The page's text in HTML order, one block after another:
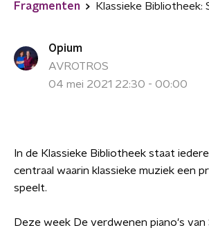
Fragmenten
Opium
AVROTROS
04 mei 2021 22:30 - 00:00
In de Klassieke Bibliotheek staat
centraal waarin klassieke muziek een
speelt.
Deze week De verdwenen piano's van